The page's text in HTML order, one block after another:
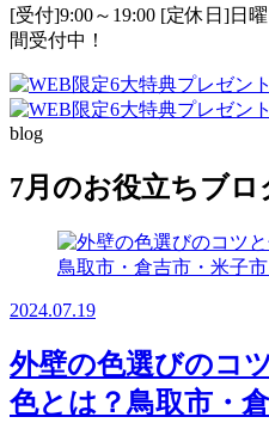
[受付]9:00～19:00 [定休日]日
間受付中！
blog
7月のお役立ちブロ
2024.07.19
外壁の色選びのコ
色とは？鳥取市・